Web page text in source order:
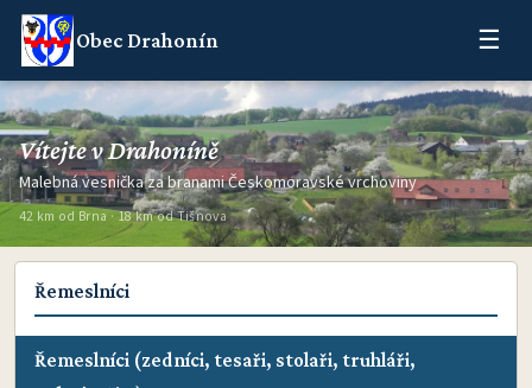
Obec Drahonín ☰
Vítejte v Drahoníně
Malebná vesnička za branami Českomoravské vrchoviny
42 km od Brna · 18 km od Tišnova
Řemeslníci
Řemeslníci (zedníci, tesaři, stolaři, truhláři,